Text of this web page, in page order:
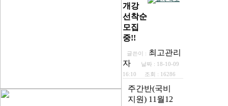
개강
선착순
모집
중!!
글쓴이 : 최고관리
자
날짜 : 18-10-09
16:10
조회 : 16286
주간반(국비
지원) 11월12